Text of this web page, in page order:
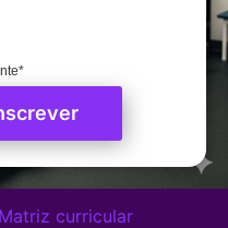
Matriz curricular